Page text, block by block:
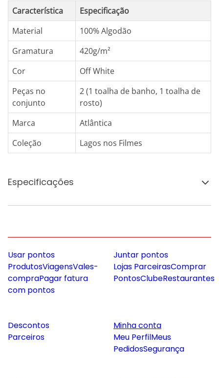
Característica
Especificação
Material
100% Algodão
Gramatura
420g/m²
Cor
Off White
Peças no
conjunto
2 (1 toalha de banho, 1 toalha de
rosto)
Marca
Atlântica
Coleção
Lagos nos Filmes
Especificações
Usar pontos
ProdutosViagensVales-
compraPagar fatura
com pontos
Juntar pontos
Lojas ParceirasComprar
PontosClubeRestaurantes
Descontos
Parceiros
Minha conta
Meu PerfilMeus
PedidosSegurança